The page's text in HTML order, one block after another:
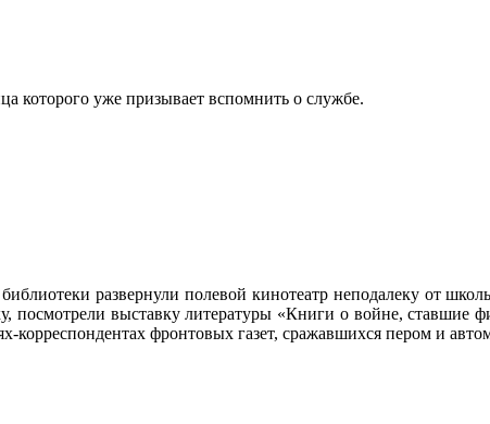
которого уже призывает вспомнить о службе.
развернули полевой кинотеатр неподалеку от
посмотрели выставку литературы «Книги о войне, ставшие
корреспондентах фронтовых газет, сражавшихся пером и